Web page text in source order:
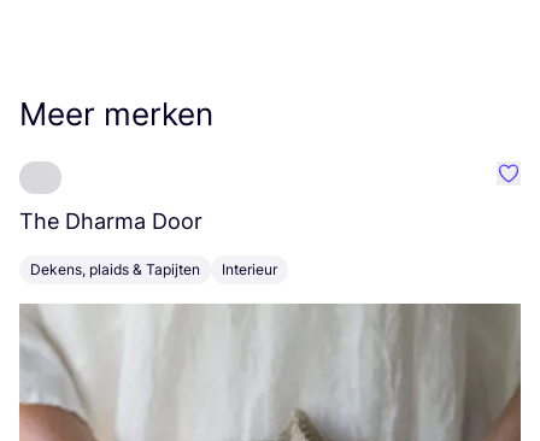
Meer merken
The Dharma Door
Dekens, plaids & Tapijten Interieur